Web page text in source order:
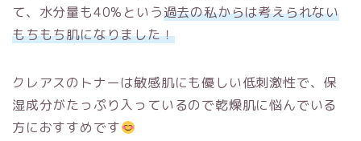
て、水分量も40%という過去の私からは考えられない
もちもち肌になりました！
クレアスのトナーは敏感肌にも優しい低刺激性で、保
湿成分がたっぷり入っているので乾燥肌に悩んでいる
方におすすめです